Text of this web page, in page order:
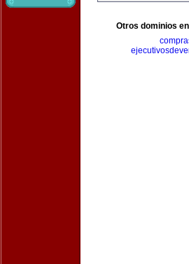
Otros dominios